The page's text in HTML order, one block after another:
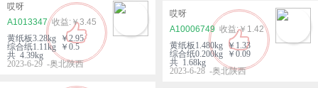
哎呀
A1013347
￥3.45
黄纸板3.28kg ￥2.95
综合纸1.11kg ￥0.5
共 4.39kg
2023-6-29 -奥北陕西
哎呀
A10006749
￥1.42
黄纸板1.480kg ￥1.33
综合纸0.200kg ￥0.09
共 1.68kg
2023-6-28 -奥北陕西